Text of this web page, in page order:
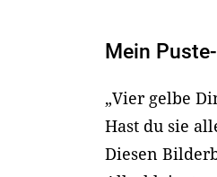
Mein
„Vier gelbe
Hast du sie
Diesen